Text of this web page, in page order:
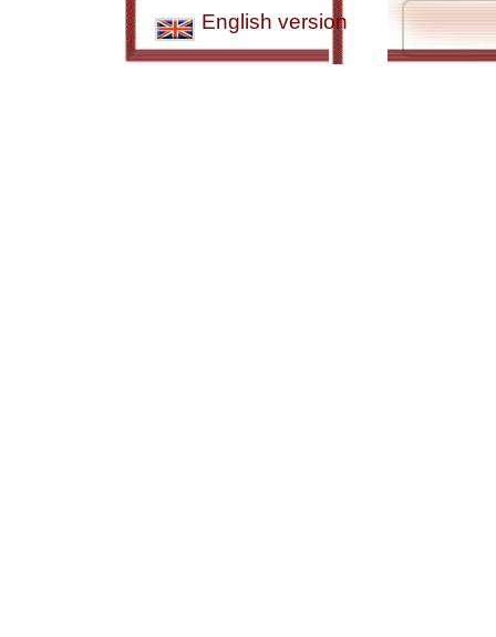
English version